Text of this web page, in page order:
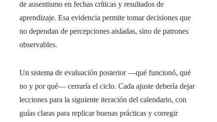
de ausentismo en fechas críticas y resultados de
aprendizaje. Esa evidencia permite tomar decisiones que
no dependan de percepciones aisladas, sino de patrones
observables.
Un sistema de evaluación posterior —qué funcionó, qué
no y por qué— cerraría el ciclo. Cada ajuste debería dejar
lecciones para la siguiente iteración del calendario, con
guías claras para replicar buenas prácticas y corregir